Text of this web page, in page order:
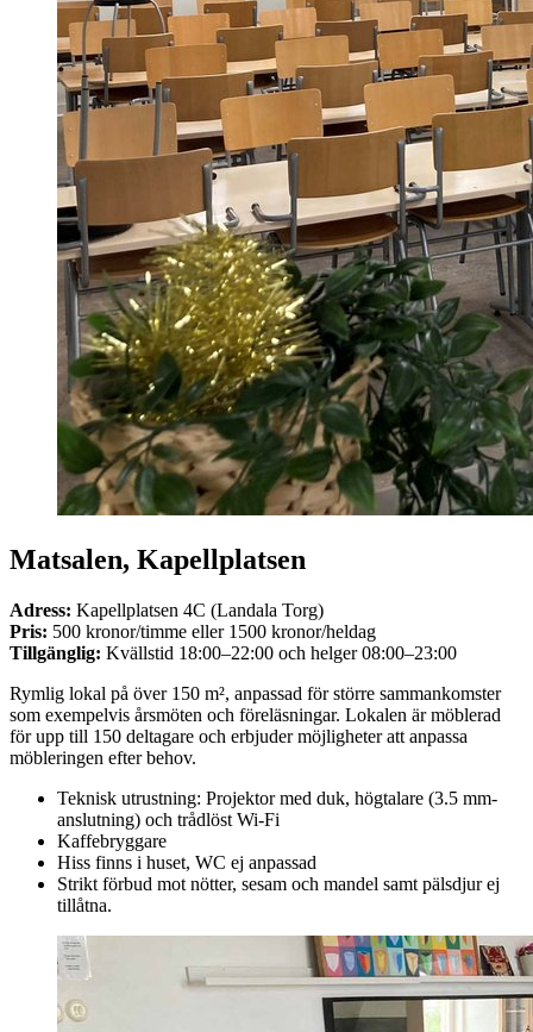
Matsalen, Kapellplatsen
Adress: Kapellplatsen 4C (Landala Torg)
Pris: 500 kronor/timme eller 1500 kronor/heldag
Tillgänglig: Kvällstid 18:00–22:00 och helger 08:00–23:00
Rymlig lokal på över 150 m², anpassad för större sammankomster
som exempelvis årsmöten och föreläsningar. Lokalen är möblerad
för upp till 150 deltagare och erbjuder möjligheter att anpassa
möbleringen efter behov.
Teknisk utrustning: Projektor med duk, högtalare (3.5 mm-
anslutning) och trådlöst Wi-Fi
Kaffebryggare
Hiss finns i huset, WC ej anpassad
Strikt förbud mot nötter, sesam och mandel samt pälsdjur ej
tillåtna.